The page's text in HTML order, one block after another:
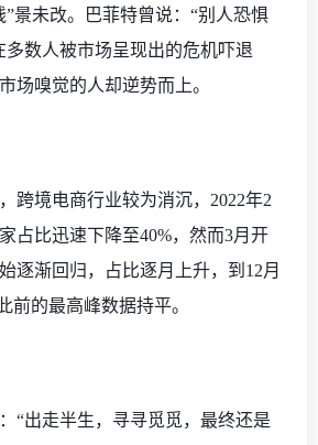
”景未改。巴菲特曾说：“别人恐惧
多数人被市场呈现出的危机吓退
场嗅觉的人却逆势而上。
跨境电商行业较为消沉，2022年2
占比迅速下降至40%，然而3月开
逐渐回归，占比逐月上升，到12月
前的最高峰数据持平。
“出走半生，寻寻觅觅，最终还是